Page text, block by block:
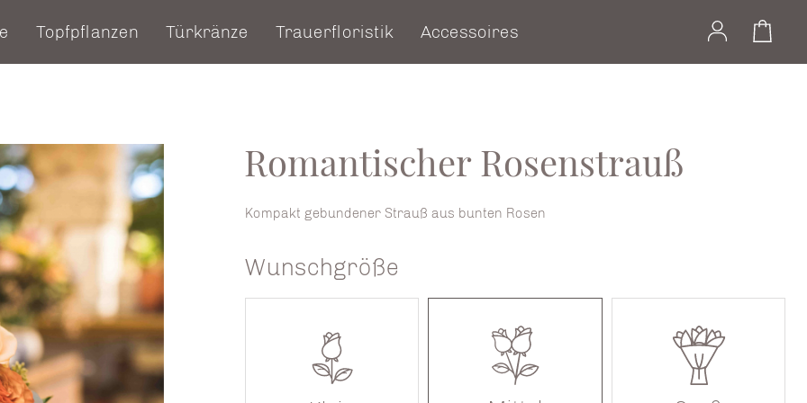
Topfpflanzen Türkränze Trauerfloristik Accessoires
Romantischer Rosenstrauß
Kompakt gebundener Strauß aus bunten Rosen
Wunschgröße